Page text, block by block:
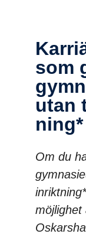
Karriär­vägar för dig
som
utan
ning*
Om du
möjlighet